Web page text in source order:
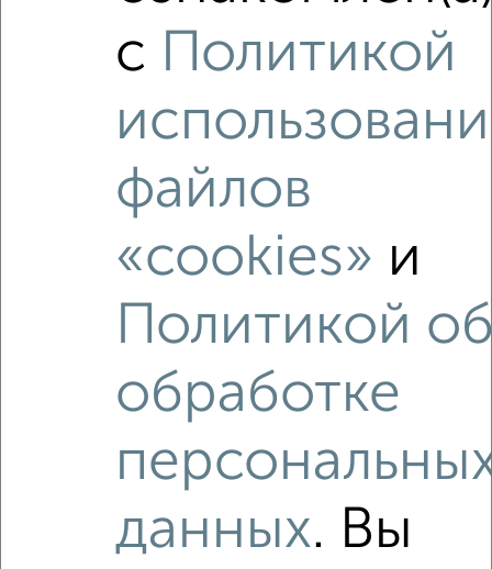
Выглядит на удивление допотопно. У
расположенных рядом хрущевок выигрывает разве
жилые комплексы пусть и тоже не являют собой
чудес архитектуры, но хотя бы внешне выглядят
Деревья вырубили почти все.Это у нас могут.Строят
клетушки за бешеные деньги
овраге..... Насколько качественна
застройка,большой вопрос..
Места у нас хорошие, в смысле, зеленые, спокойные
в экологическом смысле. Живу здесь. Только не
знаю, на долго ли это. Все вокруг застраивается
этими "аквариумами". При чем все огораживают
с Политикой
файлов
«cookies» и
Политикой
обработке
данных. Вы